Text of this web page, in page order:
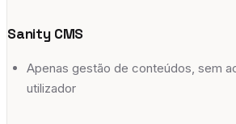
Sanity CMS
Apenas gestão de conteúdos, sem
utilizador